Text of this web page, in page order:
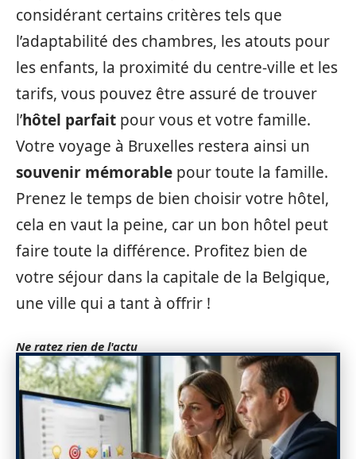
considérant certains critères tels que
l’adaptabilité des chambres, les atouts pour
les enfants, la proximité du centre-ville et les
tarifs, vous pouvez être assuré de trouver
l’hôtel parfait pour vous et votre famille.
Votre voyage à Bruxelles restera ainsi un
souvenir mémorable pour toute la famille.
Prenez le temps de bien choisir votre hôtel,
cela en vaut la peine, car un bon hôtel peut
faire toute la différence. Profitez bien de
votre séjour dans la capitale de la Belgique,
une ville qui a tant à offrir !
Ne ratez rien de l'actu